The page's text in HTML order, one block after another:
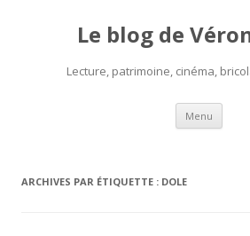
Le blog de
Lecture, patrimoine, cinéma,
Menu Aller
ARCHIVES PAR ÉTIQUETTE : DOLE